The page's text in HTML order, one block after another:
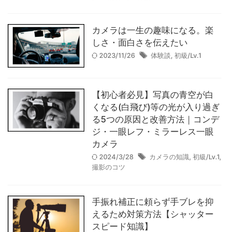
【作例】SIGMA fp Lで撮影し
【レビュー】SIGMA DP2
Merrillを3ヶ月使ったリアルな
感想｜作例｜コンデジの完成系
2025/3/30
カメラは一生の趣味になる。楽
しさ・面白さを伝えたい
2023/11/26 体験談, 初級/Lv.1
【初心者必見】写真の青空が白
くなる(白飛び)等の光が入り過ぎ
る5つの原因と改善方法｜コンデ
ジ・一眼レフ・ミラーレス一眼
カメラ
2024/3/28 カメラの知識, 初級/Lv.1,
撮影のコツ
手振れ補正に頼らず手ブレを抑
えるため対策方法【シャッター
スピード知識】